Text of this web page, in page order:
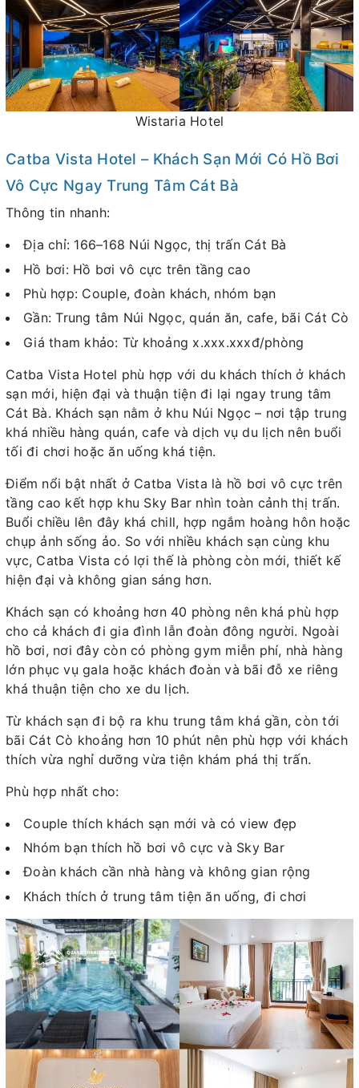
Wistaria Hotel
Catba Vista Hotel – Khách Sạn Mới Có Hồ Bơi
Vô Cực Ngay Trung Tâm Cát Bà
Thông tin nhanh:
Địa chỉ: 166–168 Núi Ngọc, thị trấn Cát Bà
Hồ bơi: Hồ bơi vô cực trên tầng cao
Phù hợp: Couple, đoàn khách, nhóm bạn
Gần: Trung tâm Núi Ngọc, quán ăn, cafe, bãi Cát Cò
Giá tham khảo: Từ khoảng x.xxx.xxxđ/phòng
Catba Vista Hotel phù hợp với du khách thích ở khách
sạn mới, hiện đại và thuận tiện đi lại ngay trung tâm
Cát Bà. Khách sạn nằm ở khu Núi Ngọc – nơi tập trung
khá nhiều hàng quán, cafe và dịch vụ du lịch nên buổi
tối đi chơi hoặc ăn uống khá tiện.
Điểm nổi bật nhất ở Catba Vista là hồ bơi vô cực trên
tầng cao kết hợp khu Sky Bar nhìn toàn cảnh thị trấn.
Buổi chiều lên đây khá chill, hợp ngắm hoàng hôn hoặc
chụp ảnh sống ảo. So với nhiều khách sạn cùng khu
vực, Catba Vista có lợi thế là phòng còn mới, thiết kế
hiện đại và không gian sáng hơn.
Khách sạn có khoảng hơn 40 phòng nên khá phù hợp
cho cả khách đi gia đình lẫn đoàn đông người. Ngoài
hồ bơi, nơi đây còn có phòng gym miễn phí, nhà hàng
lớn phục vụ gala hoặc khách đoàn và bãi đỗ xe riêng
khá thuận tiện cho xe du lịch.
Từ khách sạn đi bộ ra khu trung tâm khá gần, còn tới
bãi Cát Cò khoảng hơn 10 phút nên phù hợp với khách
thích vừa nghỉ dưỡng vừa tiện khám phá thị trấn.
Phù hợp nhất cho:
Couple thích khách sạn mới và có view đẹp
Nhóm bạn thích hồ bơi vô cực và Sky Bar
Đoàn khách cần nhà hàng và không gian rộng
Khách thích ở trung tâm tiện ăn uống, đi chơi